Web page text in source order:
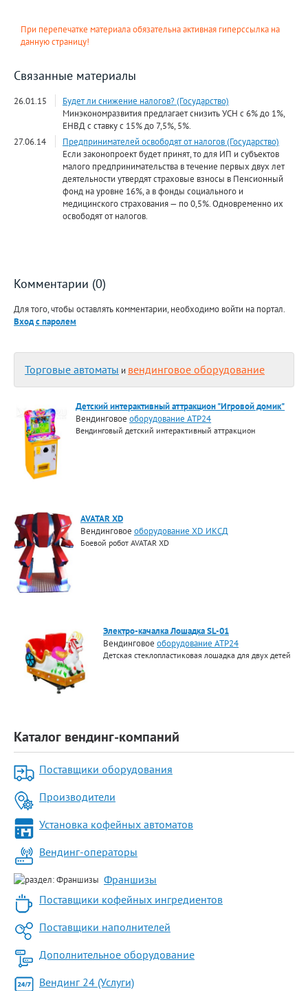
При перепечатке материала обязательна активная гиперссылка на
данную страницу!
Связанные материалы
26.01.15
Будет ли снижение налогов? (Государство)
Минэкономразвития предлагает снизить УСН с 6% до 1%,
ЕНВД с ставку с 15% до 7,5%, 5%.
27.06.14
Предпринимателей освободят от налогов (Государство)
Если законопроект будет принят, то для ИП и субъектов
малого предпринимательства в течение первых двух лет
деятельности утвердят страховые взносы в Пенсионный
фонд на уровне 16%, а в фонды социального и
медицинского страхования — по 0,5%. Одновременно их
освободят от налогов.
Комментарии (0)
Для того, чтобы оставлять комментарии, необходимо войти на портал.
Вход с паролем
Торговые автоматы и вендинговое оборудование
Детский интерактивный аттракцион "Игровой домик"
Вендинговоеоборудование АТР24
Вендинговый детский интерактивный аттракцион
AVATAR XD
Вендинговое оборудование XD ИКСД
Боевой робот AVATAR XD
Электро-качалка Лошадка SL-01
Вендинговое оборудование АТР24
Детская стеклопластиковая лошадка для двух детей
Каталог вендинг-компаний
Поставщики оборудования
Производители
Установка кофейных автоматов
Вендинг-операторы
Франшизы
Поставщики кофейных ингредиентов
Поставщики наполнителей
Дополнительное оборудование
Вендинг 24 (Услуги)